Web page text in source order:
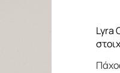
Lyra